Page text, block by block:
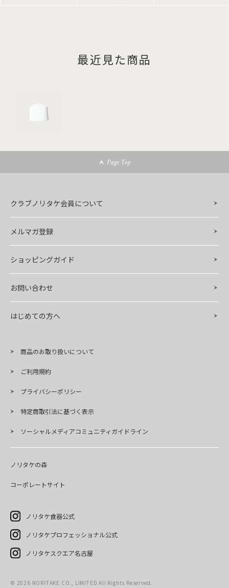
最近見た商品
Page Top
クラブノリタケ会員について
メルマガ登録
ショッピングガイド
お問い合わせ
はじめての方へ
商品のお取り扱いについて
ご利用規約
プライバシーポリシー
特定商取引法に基づく表示
ソーシャルメディアコミュニティガイドライン
ノリタケの森
コーポレートサイト
ノリタケ食器公式
ノリタケプロフェッショナル公式
ノリタケスクエア名古屋
© 2026 NORITAKE CO., LIMITED All Rights Reserved.